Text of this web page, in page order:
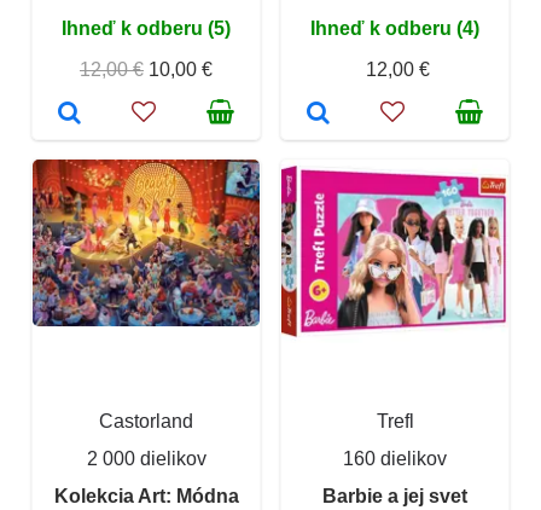
Ihneď k odberu (5)
12,00 € 10,00 €
Ihneď k odberu (4)
12,00 €
Castorland
2 000 dielikov
Kolekcia Art: Módna
Trefl
160 dielikov
Barbie a jej svet